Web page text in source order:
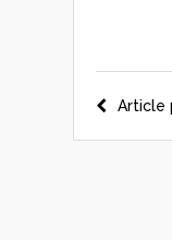
de
Article